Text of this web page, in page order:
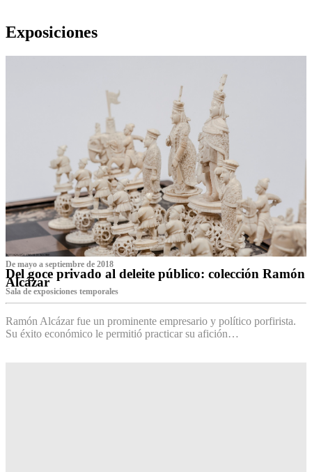
Exposiciones
De mayo a septiembre de 2018
Del goce privado al deleite público: colección Ramón
Alcázar
Sala de exposiciones temporales
Ramón Alcázar fue un prominente empresario y político porfirista.
Su éxito económico le permitió practicar su afición…